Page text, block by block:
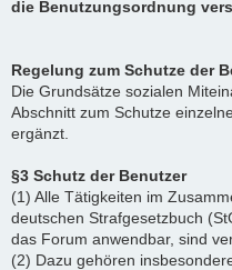
die Benutzungsordnung
Regelung zum Schutze der
Die Grundsätze sozialen
Abschnitt zum Schutze
ergänzt.
§3 Schutz der Benutzer
(1) Alle Tätigkeiten im
deutschen Strafgesetzbuch
das Forum anwendbar, sind
(2) Dazu gehören